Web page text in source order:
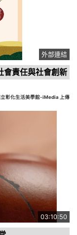
外部連結
會責任與社會創新
立彰化生活美學館-iMedia 上傳
03:10:50